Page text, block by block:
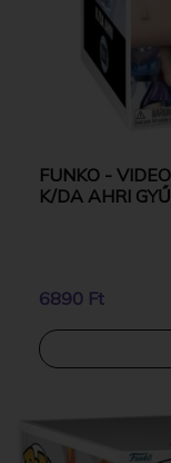
FUNKO -
K/DA AHRI
6890 Ft